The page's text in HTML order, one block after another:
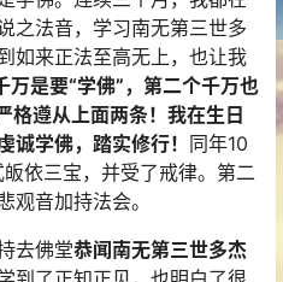
之法音，学习南无第三世多
如来正法至高无上，也让我
万是要“学佛”，第二个千万也
格遵从上面两条！我在生日
诚学佛，踏实修行！ 同年10
依三宝，并受了戒律。第二
观音加持法会。
去佛堂恭闻南无第三世多杰